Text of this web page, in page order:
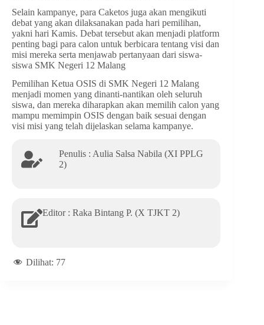
Selain kampanye, para Caketos juga akan mengikuti
debat yang akan dilaksanakan pada hari pemilihan,
yakni hari Kamis. Debat tersebut akan menjadi platform
penting bagi para calon untuk berbicara tentang visi dan
misi mereka serta menjawab pertanyaan dari siswa-
siswa SMK Negeri 12 Malang
Pemilihan Ketua OSIS di SMK Negeri 12 Malang
menjadi momen yang dinanti-nantikan oleh seluruh
siswa, dan mereka diharapkan akan memilih calon yang
mampu memimpin OSIS dengan baik sesuai dengan
visi misi yang telah dijelaskan selama kampanye.
Penulis : Aulia Salsa Nabila (XI PPLG
2)
Editor : Raka Bintang P. (X TJKT 2)
Dilihat: 77